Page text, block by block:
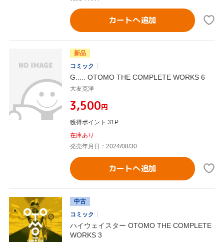
カートへ追加
新品
コミック
G..... OTOMO THE COMPLETE WORKS 6
大友克洋
¥3,500円
獲得ポイント 31P
在庫あり
発売年月日：2024/08/30
カートへ追加
中古
コミック
ハイウェイスター OTOMO THE COMPLETE
WORKS 3